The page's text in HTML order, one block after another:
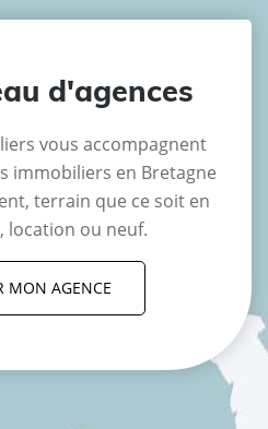
d'agences
vous accompagnent
immobiliers en Bretagne
terrain que ce soit en
location ou neuf.
MON AGENCE